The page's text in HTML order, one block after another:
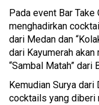
Pada event Bar Take
menghadirkan
dari Medan dan
dari Kayumerah
“Sambal Matah” dari
Kemudian Surya
cocktails yang diberi